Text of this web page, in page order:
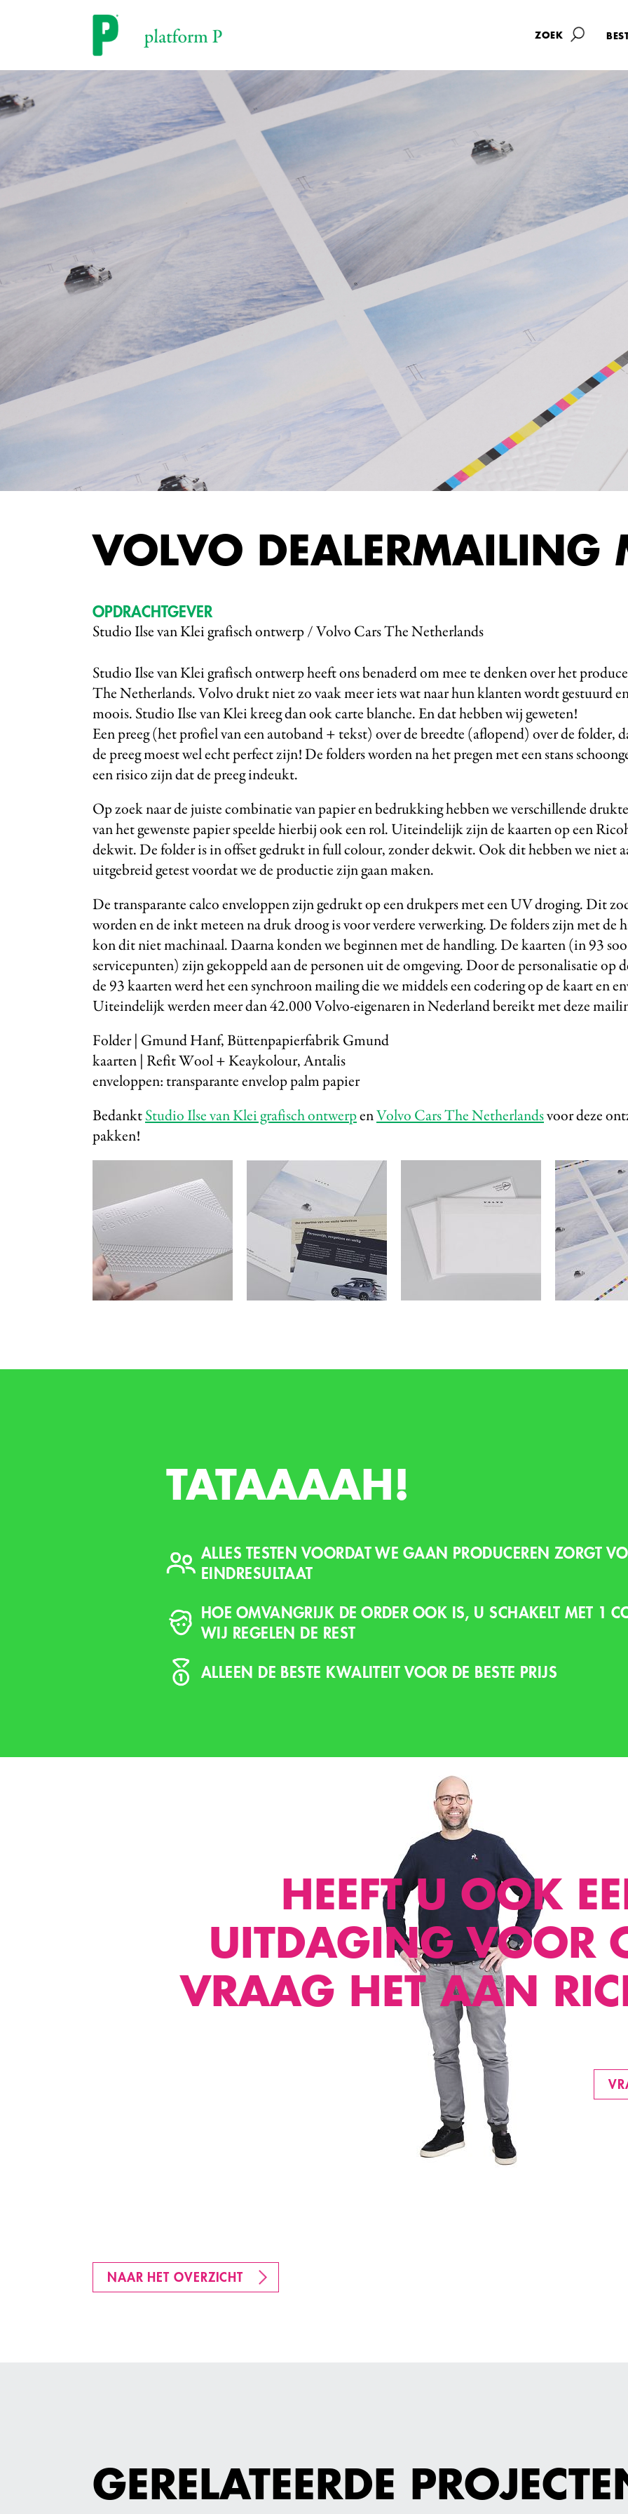
Printmanagement
Milieu en mvo
VOLVO DEALERMAILING
OPDRACHTGEVER
Studio Ilse van Klei grafisch ontwerp / Volvo Cars The Netherlands
Studio Ilse van Klei grafisch ontwerp heeft ons benaderd om mee te denken over het
The Netherlands. Volvo drukt niet zo vaak meer iets wat naar hun klanten wordt gestuurd
moois. Studio Ilse van Klei kreeg dan ook carte blanche. En dat hebben wij geweten!
Een preeg (het profiel van een autoband + tekst) over de breedte (aflopend) over de folder,
de preeg moest wel echt perfect zijn! De folders worden na het pregen met een stans
een risico zijn dat de preeg indeukt.
Op zoek naar de juiste combinatie van papier en bedrukking hebben we verschillende
van het gewenste papier speelde hierbij ook een rol. Uiteindelijk zijn de kaarten op een
dekwit. De folder is in offset gedrukt in full colour, zonder dekwit. Ook dit hebben we niet
uitgebreid getest voordat we de productie zijn gaan maken.
De transparante calco enveloppen zijn gedrukt op een drukpers met een UV droging. Dit
worden en de inkt meteen na druk droog is voor verdere verwerking. De folders zijn met de
kon dit niet machinaal. Daarna konden we beginnen met de handling. De kaarten (in 93
servicepunten) zijn gekoppeld aan de personen uit de omgeving. Door de personalisatie op
de 93 kaarten werd het een synchroon mailing die we middels een codering op de kaart en
Uiteindelijk werden meer dan 42.000 Volvo-eigenaren in Nederland bereikt met deze
Folder | Gmund Hanf⁠, Büttenpapierfabrik Gmund
kaarten | Refit Wool + Keaykolour⁠, Antalis
⁠enveloppen: transparante envelop palm papier
Bedankt Studio Ilse van Klei grafisch ontwerpenVolvo Cars The Netherlandsvoor deze
pakken!
TATAAAAH!
ALLES TESTEN VOORDAT WE GAAN PRODUCEREN ZORGT
EINDRESULTAAT
HOE OMVANGRIJK DE ORDER OOK IS, U SCHAKELT MET 1
WIJ REGELEN DE REST
ALLEEN DE BESTE KWALITEIT VOOR DE BESTE PRIJS
HEEFT U OOK
UITDAGING VOOR
VRAAG HET AAN
NAAR HET OVERZICHT
GERELATEERDE